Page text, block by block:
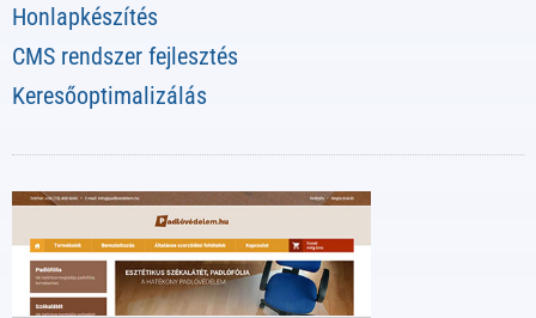
Honlapkészítés
CMS rendszer fejlesztés
Keresőoptimalizálás